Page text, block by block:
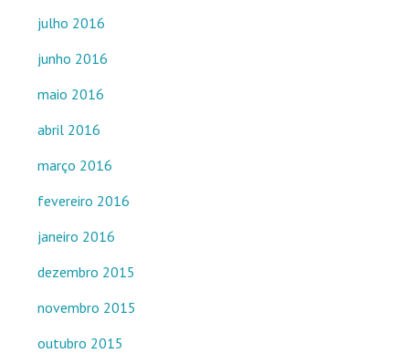
julho 2016
junho 2016
maio 2016
abril 2016
março 2016
fevereiro 2016
janeiro 2016
dezembro 2015
novembro 2015
outubro 2015